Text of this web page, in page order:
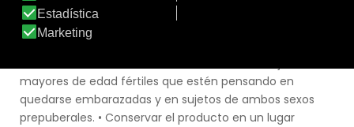
dosis diaria expresamente recomendada. • Mantener
fuera del alcance de los niños más pequeños. • No
mayores de edad fértiles que estén pensando en
quedarse embarazadas y en sujetos de ambos sexos
prepuberales. • Conservar el producto en un lugar